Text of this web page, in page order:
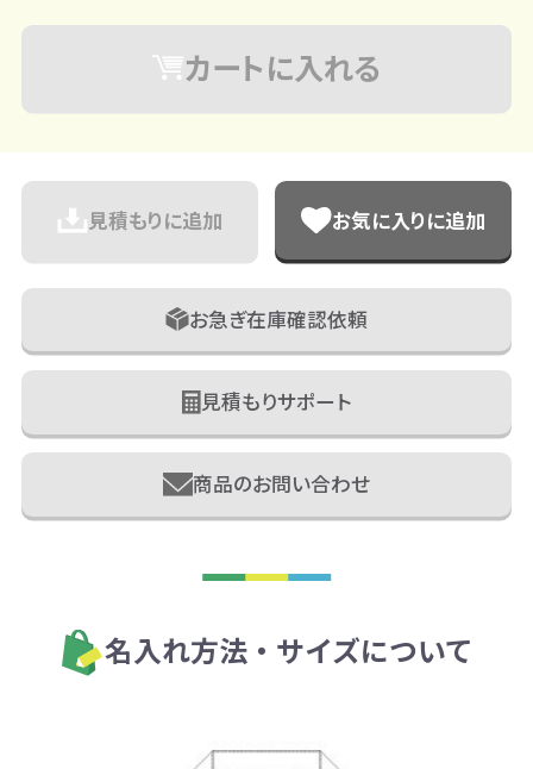
カートに入れる
見積もりに追加 お気に入りに追加
お急ぎ在庫確認依頼
見積もりサポート
商品のお問い合わせ
名入れ方法・サイズについて